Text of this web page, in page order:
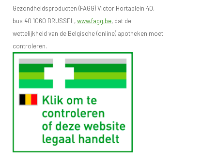
Gezondheidsproducten (FAGG) Victor Hortaplein 40,
bus 40 1060 BRUSSEL,www.fagg.be, dat de
wettelijkheid van de Belgische (online) apotheken moet
controleren.